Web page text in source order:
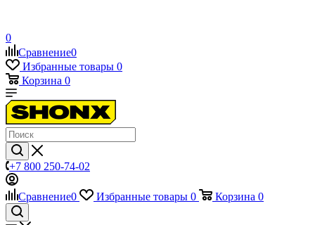
0
Сравнение0
Избранные товары 0
Корзина 0
+7 800 250-74-02
Сравнение0 Избранные товары 0 Корзина 0